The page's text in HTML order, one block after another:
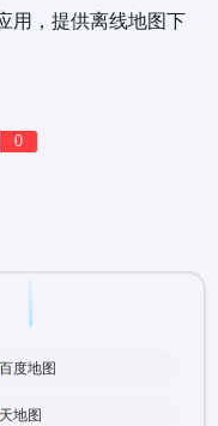
用，提供离线地图下
0
百度地图
天地图